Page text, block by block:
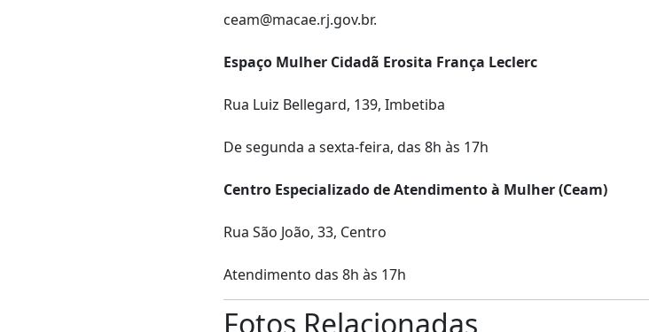
ceam@macae.rj.gov.br.
Espaço Mulher Cidadã Erosita França Leclerc
Rua Luiz Bellegard, 139, Imbetiba
De segunda a sexta-feira, das 8h às 17h
Centro Especializado de Atendimento à Mulher (Ceam)
Rua São João, 33, Centro
Atendimento das 8h às 17h
Fotos Relacionadas